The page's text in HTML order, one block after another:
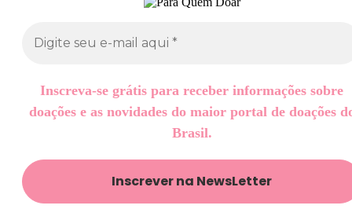
Inscreva-se grátis para receber informações sobre
doações e as novidades do maior portal de doações
Brasil.